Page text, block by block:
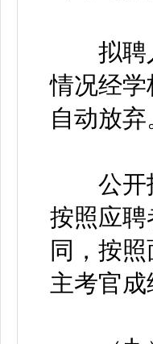
拟聘人
情况经
自动放弃
公开招
按照应
同，按
主考官成